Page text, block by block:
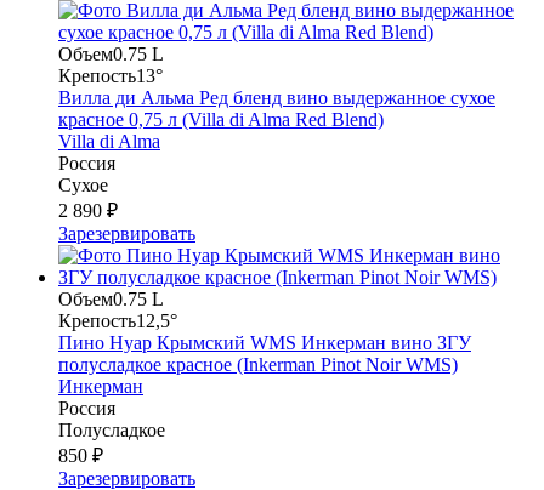
Объем0.75 L
Крепость13°
Вилла ди Альма Ред бленд вино выдержанное сухое
красное 0,75 л (Villa di Alma Red Blend)
Villa di Alma
Россия
Сухое
2 890 ₽
Зарезервировать
Объем0.75 L
Крепость12,5°
Пино Нуар Крымский WMS Инкерман вино ЗГУ
полусладкое красное (Inkerman Pinot Noir WMS)
Инкерман
Россия
Полусладкое
850 ₽
Зарезервировать